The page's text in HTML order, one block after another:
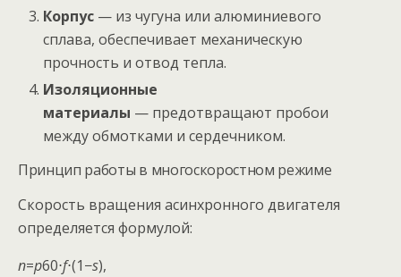
Корпус — из чугуна или алюминиевого
сплава, обеспечивает механическую
прочность и отвод тепла.
Изоляционные
материалы — предотвращают пробои
между обмотками и сердечником.
Принцип работы в многоскоростном режиме
Скорость вращения асинхронного двигателя
определяется формулой:
n=p60⋅f​⋅(1−s),